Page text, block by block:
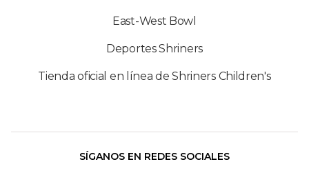
East-West Bowl
Deportes Shriners
Tienda oficial en línea de Shriners Children's
SÍGANOS EN REDES SOCIALES